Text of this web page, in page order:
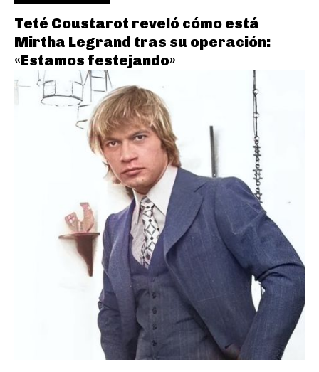
Teté Coustarot reveló cómo está
Mirtha Legrand tras su operación:
«Estamos festejando»